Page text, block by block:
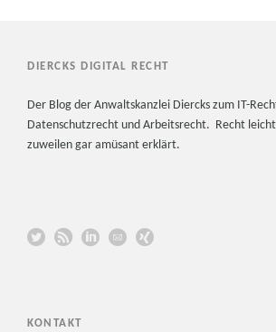
DIERCKS DIGITAL RECHT
Der Blog der Anwaltskanzlei Diercks zum IT-
Datenschutzrecht und Arbeitsrecht. Recht
zuweilen gar amüsant erklärt.
KONTAKT